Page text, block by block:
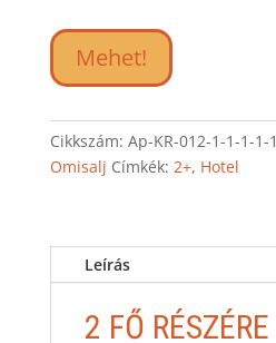
Mehet!
Cikkszám: Ap-KR-012-1-1-1-1-1
Omisalj Címkék: 2+, Hotel
Leírás
2 FŐ RÉSZÉRE